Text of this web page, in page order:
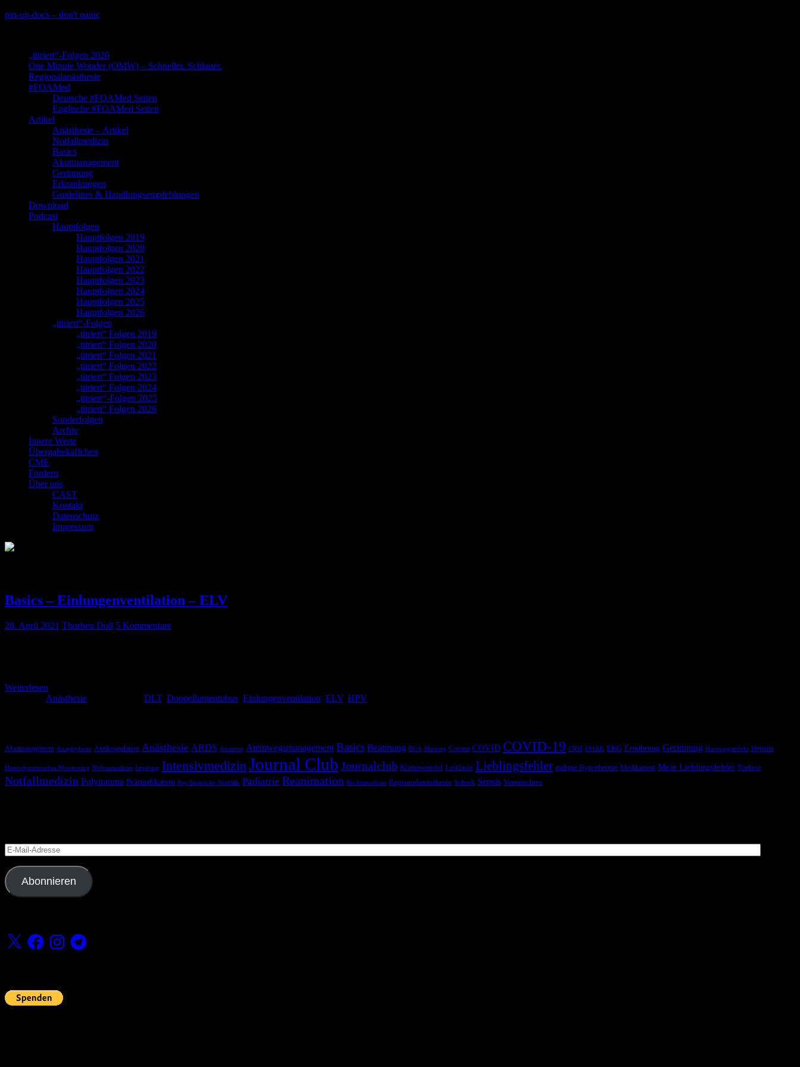
Skip
pin-up-docs – don't panic
„titriert“-Folgen 2026
One Minute Wonder (OMW) – Schneller. Schlauer.
Regionalanästhesie
#FOAMed
Deutsche #FOAMed Seiten
Englische #FOAMed Seiten
Artikel
Anästhesie – Artikel
Notfallmedizin
Basics
Akutmanagement
Gerinnung
Erkrankungen
Guidelines & Handlungsempfehlungen
Download
Podcast
Hauptfolgen
Hauptfolgen 2019
Hauptfolgen 2020
Hauptfolgen 2021
Hauptfolgen 2022
Hauptfolgen 2023
Hauptfolgen 2024
Hauptfolgen 2025
Hauptfolgen 2026
„titriert“-Folgen
„titriert“ Folgen 2019
„titriert“ Folgen 2020
„titriert“ Folgen 2021
„titriert“ Folgen 2022
„titriert“ Folgen 2023
„titriert“ Folgen 2024
„titriert“-Folgen 2025
„titriert“ Folgen 2026
Sonderfolgen
Archiv
Innere Werte
Übergabekäffchen
CME
Fördern
Über uns
CAST
Kontakt
Datenschutz
Impressum
Basics – Einlungenventilation – ELV
28. April 2021 Thorben Doll 5 Kommentare
Weiterlesen
Anästhesie DLT, Doppellumentubus Einlungenventilation ELV, HPV
Akutmanagement Anaphylaxie Antikoagulation Anästhesie ARDS Atemnot Atemwegsmanagement Basics Beatmung BGA Blutung Corona COVID COVID-19 CRM DOAK EKG Ernährung Gerinnung Harnwegsinfekt Heparin
Hämodynamisches Monitoring Höhenmedizin Impfung IntensivmedizinJournal Club Journalclub Klimawandel Leitlinie Lieblingsfehler maligne Hyperthermie Medikament Mein Lieblingsfehler Narkose
Notfallmedizin Polytrauma Prämedikation Psychiatrische Notfälle Pädiatrie Reanimation Rechtsmedizin Regionalanästhesie Schock Sepsis Vermischtes
E-
Mail-
Adresse
Abonnieren
X FacebookInstagramTelegram